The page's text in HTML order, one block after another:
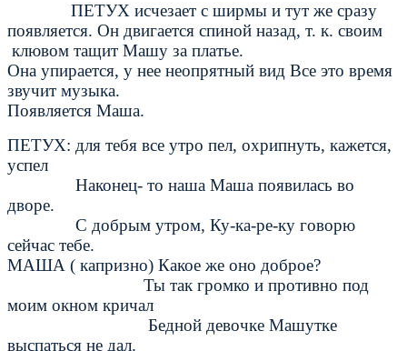
ПЕТУХ исчезает с ширмы и тут же сразу
появляется. Он двигается спиной назад, т. к. своим
клювом тащит Машу за платье.
Она упирается, у нее неопрятный вид Все это время
звучит музыка.
Появляется Маша.
ПЕТУХ: для тебя все утро пел, охрипнуть, кажется,
успел
Наконец- то наша Маша появилась во
дворе.
С добрым утром, Ку-ка-ре-ку говорю
сейчас тебе.
МАША ( капризно) Какое же оно доброе?
Ты так громко и противно под
моим окном кричал
Бедной девочке Машутке
выспаться не дал.